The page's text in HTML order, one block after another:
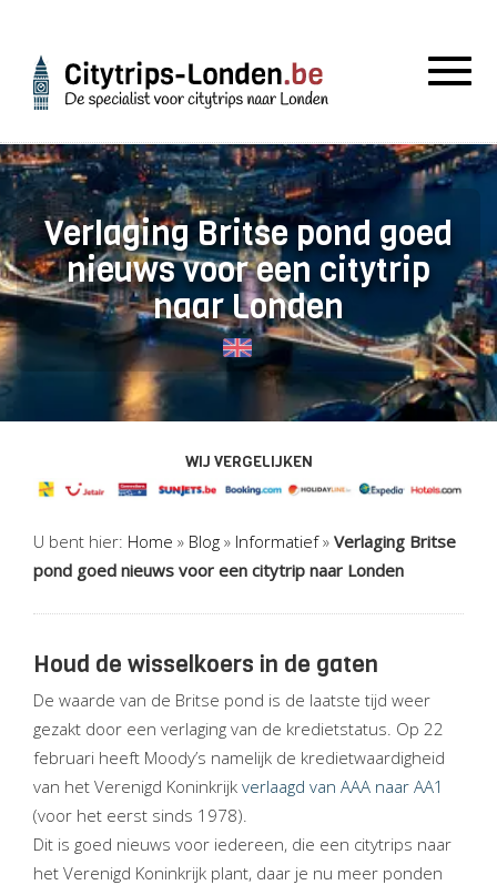
Verlaging Britse pond goed
nieuws voor een citytrip
naar Londen
WIJ VERGELIJKEN
U bent hier: Home » Blog » Informatief» Verlaging Britse
pond goed nieuws voor een citytrip naar Londen
Houd de wisselkoers in de gaten
De waarde van de Britse pond is de laatste tijd weer
gezakt door een verlaging van de kredietstatus. Op 22
februari heeft Moody’s namelijk de kredietwaardigheid
van het Verenigd Koninkrijk verlaagd van AAA naar AA1
(voor het eerst sinds 1978).
Dit is goed nieuws voor iedereen, die een citytrips naar
het Verenigd Koninkrijk plant, daar je nu meer ponden